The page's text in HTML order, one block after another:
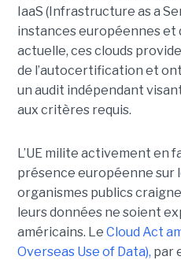
IaaS (Infrastructure as a
instances européennes et
actuelle, ces clouds
de l’autocertification et
un audit indépendant
aux critères requis.
L’UE milite activement en
présence européenne sur
organismes publics
leurs données ne soient
américains. Le Cloud Act
Overseas Use of Data), par